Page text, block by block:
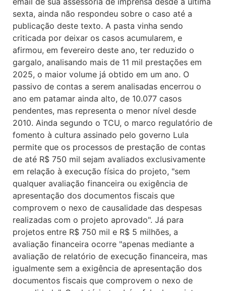
sexta, ainda não respondeu sobre o caso até a
publicação deste texto. A pasta vinha sendo
criticada por deixar os casos acumularem, e
afirmou, em fevereiro deste ano, ter reduzido o
gargalo, analisando mais de 11 mil prestações em
2025, o maior volume já obtido em um ano. O
passivo de contas a serem analisadas encerrou o
ano em patamar ainda alto, de 10.077 casos
pendentes, mas representa o menor nível desde
2010. Ainda segundo o TCU, o marco regulatório de
fomento à cultura assinado pelo governo Lula
permite que os processos de prestação de contas
de até R$ 750 mil sejam avaliados exclusivamente
em relação à execução física do projeto, "sem
qualquer avaliação financeira ou exigência de
apresentação dos documentos fiscais que
comprovem o nexo de causalidade das despesas
realizadas com o projeto aprovado". Já para
projetos entre R$ 750 mil e R$ 5 milhões, a
avaliação financeira ocorre "apenas mediante a
avaliação de relatório de execução financeira, mas
igualmente sem a exigência de apresentação dos
documentos fiscais que comprovem o nexo de